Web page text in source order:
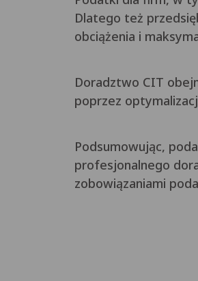
Dlatego też
obciążenia i
Doradztwo CIT
poprzez
Podsumowując,
profesjonalnego
zobowiązaniami